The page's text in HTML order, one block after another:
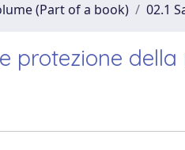
(Part of a book) 02.1
protezione